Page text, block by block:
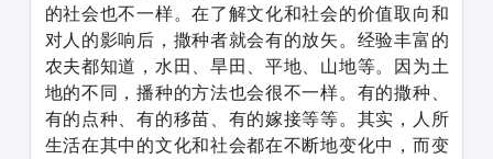
的社会也不一样。在了解文化和社会的价值取向和
对人的影响后，撒种者就会有的放矢。经验丰富的
农夫都知道，水田、旱田、平地、山地等。因为土
地的不同，播种的方法也会很不一样。有的撒种、
有的点种、有的移苗、有的嫁接等等。其实，人所
生活在其中的文化和社会都在不断地变化中，而变